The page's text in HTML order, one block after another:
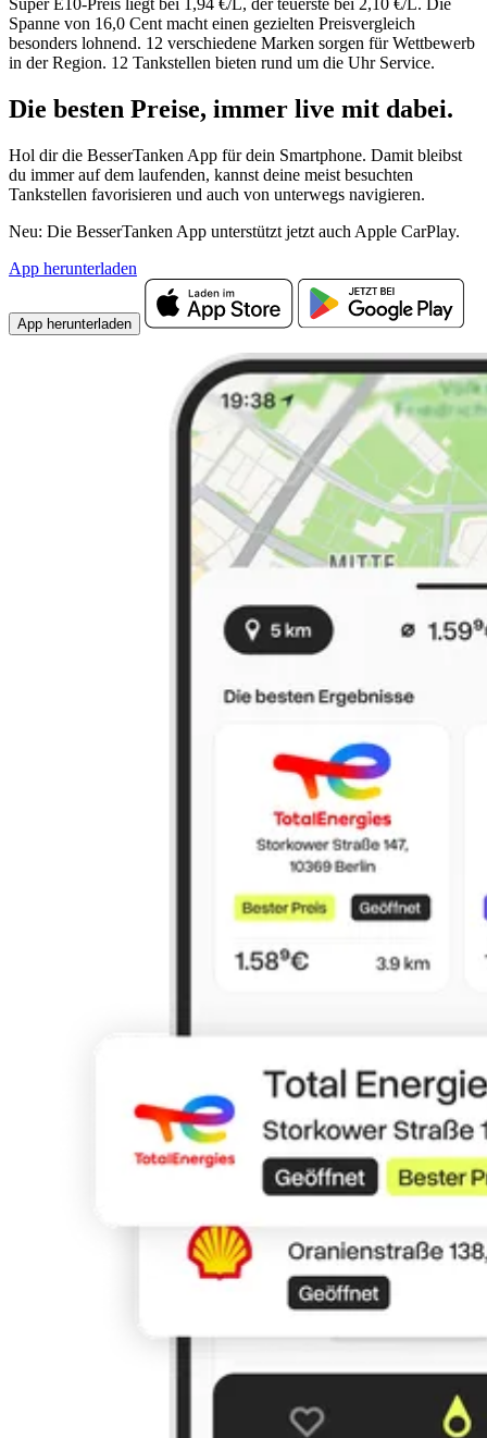
Super E10-Preis liegt bei 1,94 €/L, der teuerste bei 2,10 €/L. Die
Spanne von 16,0 Cent macht einen gezielten Preisvergleich
besonders lohnend. 12 verschiedene Marken sorgen für Wettbewerb
in der Region. 12 Tankstellen bieten rund um die Uhr Service.
Die besten Preise, immer live mit dabei.
Hol dir die BesserTanken App für dein Smartphone. Damit bleibst
du immer auf dem laufenden, kannst deine meist besuchten
Tankstellen favorisieren und auch von unterwegs navigieren.
Neu: Die BesserTanken App unterstützt jetzt auch Apple CarPlay.
App herunterladen
App herunterladen